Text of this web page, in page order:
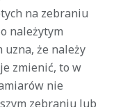
na zebraniu
należytym
że należy
zmienić, to w
nie
zebraniu lub